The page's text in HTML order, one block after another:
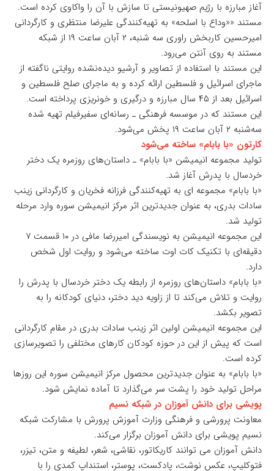
آغاز مبارزه با رژیم صهیونیستی تا سازش با آن را واکاوی کرده است.
مستند ««وداع با اسلحه» به تهیه‌کنندگی علیرضا منتظری و کارگردانی
امیرحسین کاربخش راوری سه شنبه، ۲ آبان ساعت ۱۹ از شبکه
مستند به روی آنتن می‌رود.
این مستند با استفاده از تصاویر و آرشیو دیده‌نشده روایتی ناگفته از
ماجرای اسرائیل و فلسطین ارائه کرده و به ماجرای صلح فلسطین و
اسرائیل بعد از ۴۵ سال مبارزه و درگیری و خونریزی پرداخته است.
این مستند که در موسسه فرهنگی ـ رسانه‌ای سفیرفیلم تهیه‌ شده
سه‌شنبه ۲ آبان ساعت ۱۹ پخش می‌شود.
کارتون «با بابام» ساخته می‌شود
تولید مجموعه انیمیشن «با بابام» ـ داستان‌های روزمره یک دختر
خردسال با پدرش آغاز شد.
«با بابام» مجموعه ای به تهیه‌کنندگی فرزانه فخریان و کارگردانی زینب
سادات بدری، به عنوان جدیدترین اثر مرکز انیمیشن سوره وارد مرحله
تولید شد.
این مجموعه انیمیشن به نویسندگی امیررضا مافی در ۱۰ قسمت ۷
دقیقه‌ای با تکنیک کات اوت ساخته می‌شود و روایت اول شخص
دارد.
«با بابام» داستان‌های روزمره از رابطه یک دختر خردسال با پدرش را
روایت و تلاش می‌کند تا از زاویه دید دختر، دنیای کودکانه را به
تصویر بکشد.
این مجموعه انیمیشن اولین اثر زینب سادات بدری در مقام کارگردانی‌
است که پیش از این در حوزه کودکان کارهای مختلفی را تصویرسازی
کرده است.
«با بابام» به عنوان جدیدترین محصول مرکز انیمیشن سوره این روزها
مراحل تولید خود را پشت سر می‌گذارد تا آماده نمایش شود.
پویشی برای دانش آموزان در شبکه نسیم
معاونت پرورشی و فرهنگی وزارت آموزش پرورش با مشارکت شبکه
نسیم پویشی برای دانش آموزان برگزار می‌کند.
دانش آموزان می توانند کاریکاتور، نقاشی، شعر، لطیفه و متن، تیزر،
فتوکلیپ، عکس نوشت، پادکست، پوستر، استنداپ کمدی را با